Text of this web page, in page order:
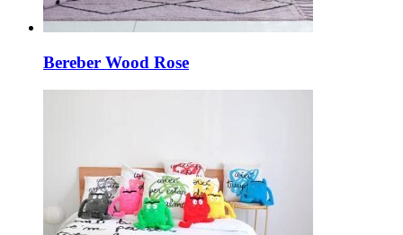
Bereber Wood Rose